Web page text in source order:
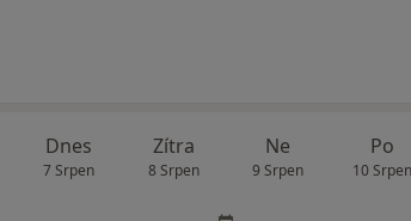
Dnes
7 Srpen
Zítra
8 Srpen
Ne
9 Srpen
Po
10 Srpen